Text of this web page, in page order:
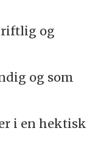
og
og som
i en hektisk